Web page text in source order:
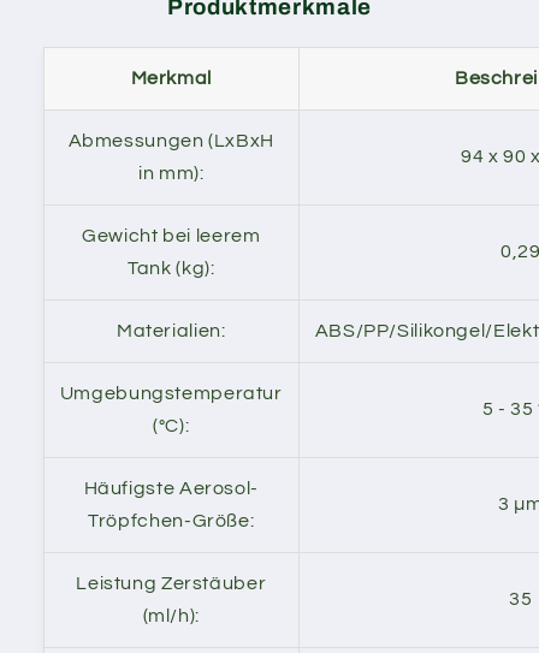
Produktmerkmale
Merkmal
Abmessungen (LxBxH
in mm):
94 x 90
Gewicht bei leerem
Tank (kg):
Materialien: ABS/PP/Silikongel/
Umgebungstemperatur
(°C):
5 - 35
Häufigste Aerosol-
Tröpfchen-Größe:
3
Leistung Zerstäuber
(ml/h):
35